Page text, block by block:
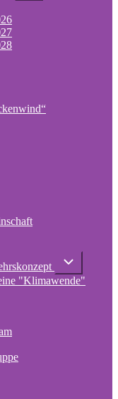
Arbeitskreis
"Klimawende"